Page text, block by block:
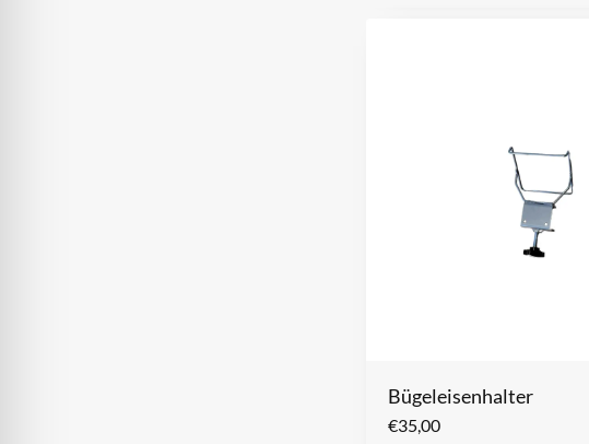
Bügeleisenhalter
€35,00